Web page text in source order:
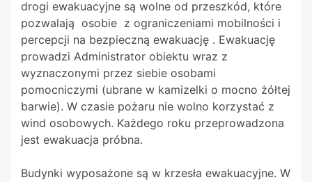
drogi ewakuacyjne są wolne od przeszkód, które
pozwalają osobie z ograniczeniami mobilności i
percepcji na bezpieczną ewakuację . Ewakuację
prowadzi Administrator obiektu wraz z
wyznaczonymi przez siebie osobami
pomocniczymi (ubrane w kamizelki o mocno żółtej
barwie). W czasie pożaru nie wolno korzystać z
wind osobowych. Każdego roku przeprowadzona
jest ewakuacja próbna.
Budynki wyposażone są w krzesła ewakuacyjne. W